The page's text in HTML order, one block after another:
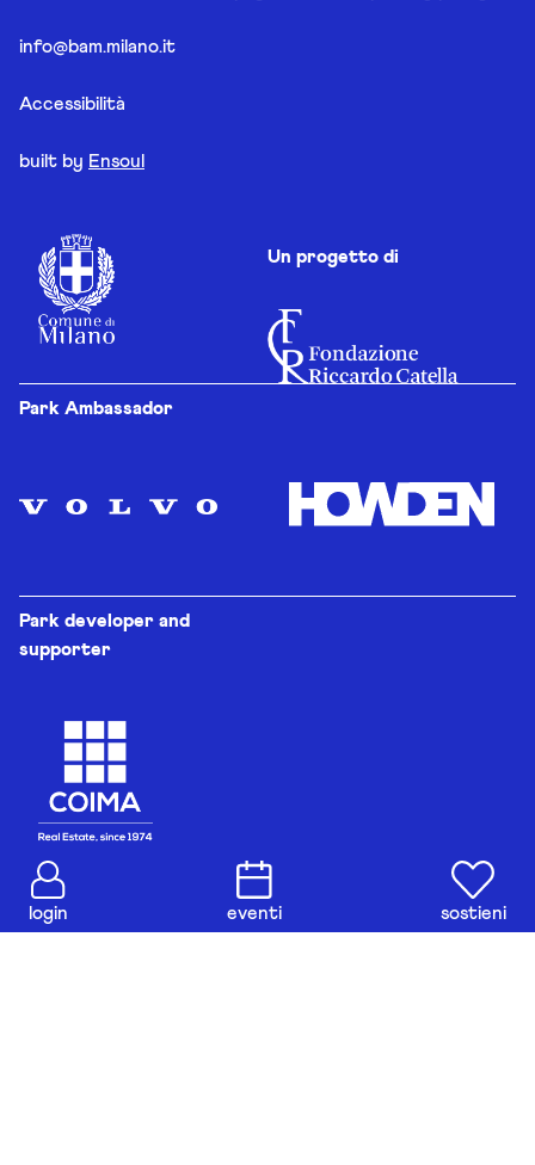
login eventi sostieni
info@bam.milano.it
Accessibilità
built by Ensoul
Un progetto di
Park Ambassador
Park developer and
supporter